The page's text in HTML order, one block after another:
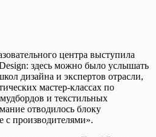
центра выступила
здесь можно было услышать
дизайна и экспертов отрасли,
мастер-классах по
и текстильных
отводилось блоку
с производителями».